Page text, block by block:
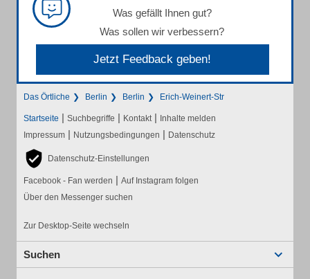
Was gefällt Ihnen gut?
Was sollen wir verbessern?
Jetzt Feedback geben!
Das Örtliche Berlin Berlin Erich-Weinert-Str
Startseite | Suchbegriffe | Kontakt | Inhalte melden
Impressum | Nutzungsbedingungen | Datenschutz
Datenschutz-Einstellungen
Facebook - Fan werden | Auf Instagram folgen
Über den Messenger suchen
Zur Desktop-Seite wechseln
Suchen